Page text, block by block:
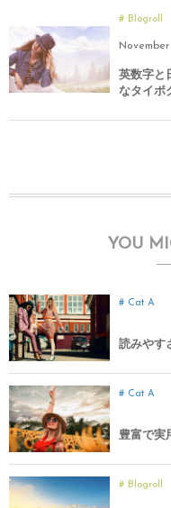
Blogroll
November
英数字と
なタイポ
YOU
Cat A
読みやす
Cat A
豊富で実
Blogroll